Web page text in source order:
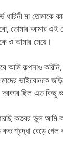
মা তোমাকে
তোমার আমার এই
ও আমার মেয়ে।
আমি কল্পনাও
ভাইবোনকে
দরকার ছিল এত
কতবর ভুল আমি
শ্রদ্ধা বেড়ে গেল